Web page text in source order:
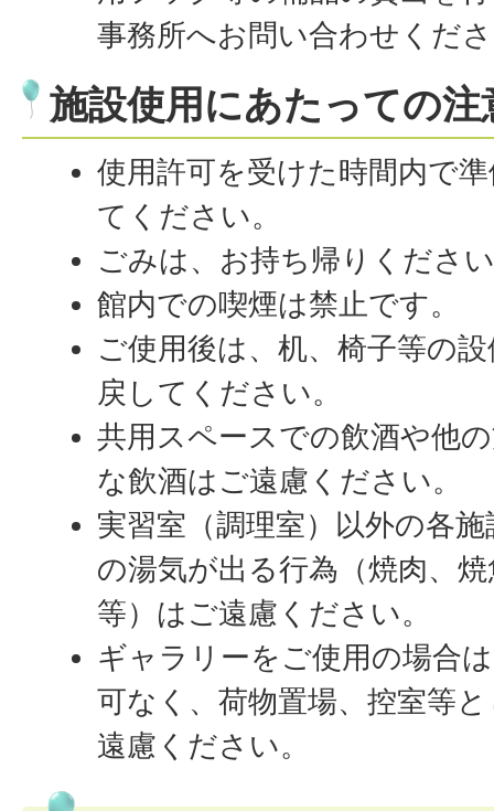
事務所へお問い合わせくだ
施設使用にあたっての注
使用許可を受けた時間内で
てください。
ごみは、お持ち帰りくださ
館内での喫煙は禁止です。
ご使用後は、机、椅子等の
戻してください。
共用スペースでの飲酒や他
な飲酒はご遠慮ください。
実習室（調理室）以外の各
の湯気が出る行為（焼肉、
等）はご遠慮ください。
ギャラリーをご使用の場合
可なく、荷物置場、控室等
遠慮ください。